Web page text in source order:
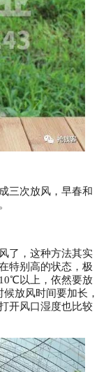
三次放风，早春和
了，这种方法其实
特别高的状态，极
以上，依然要放
放风时间要加长，
开风口湿度也比较